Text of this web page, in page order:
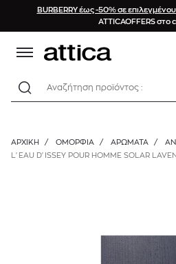
BURBERRY έως -50% σε
ATTICAOFFERS στο
Αναζήτηση προϊόντος :
ΑΡΧΙΚΉ / ΟΜΟΡΦΙΑ / ΑΡΩΜΑΤΑ /
L'EAU D'ISSEY POUR HOMME SOLAR